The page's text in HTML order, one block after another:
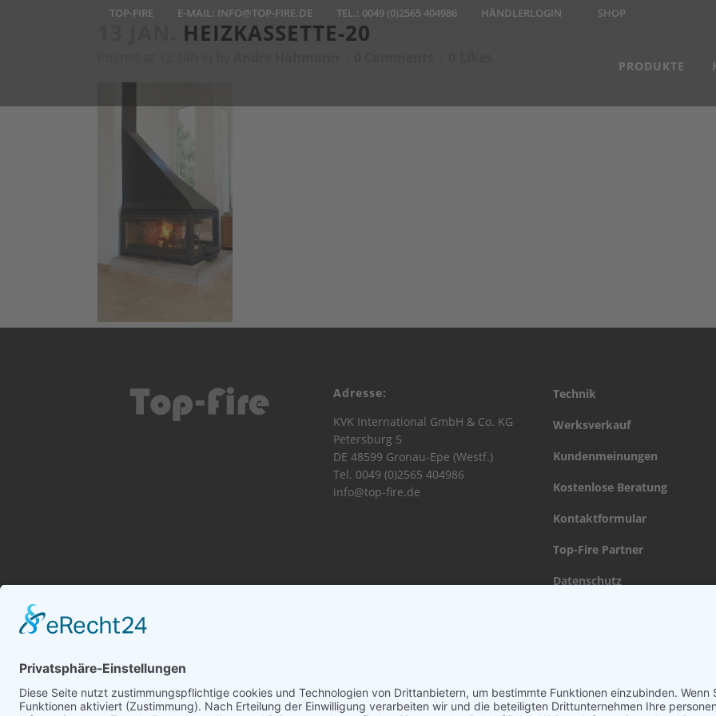
TOP-FIRE E-MAIL: INFO@TOP-FIRE.DE TEL.: 0049 (0)2565 404986 HÄNDLERLOGIN SHOP
PRODUKTE
HEIZKASSETTE-20
Adresse:
KVK International GmbH & Co. KG
Petersburg 5
DE 48599 Gronau-Epe (Westf.)
Tel. 0049 (0)2565 404986
info@top-fire.de
Technik
Werksverkauf
Kundenmeinungen
Kostenlose Beratung
Kontaktformular
Top-Fire Partner
Datenschutz